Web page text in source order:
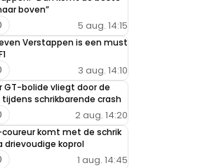
boven”
5 aug. 14:15
Verstappen is een must
3 aug. 14:10
GT-bolide vliegt door de
schrikbarende crash
2 aug. 14:20
coureur komt met de schrik
drievoudige koprol
1 aug. 14:45